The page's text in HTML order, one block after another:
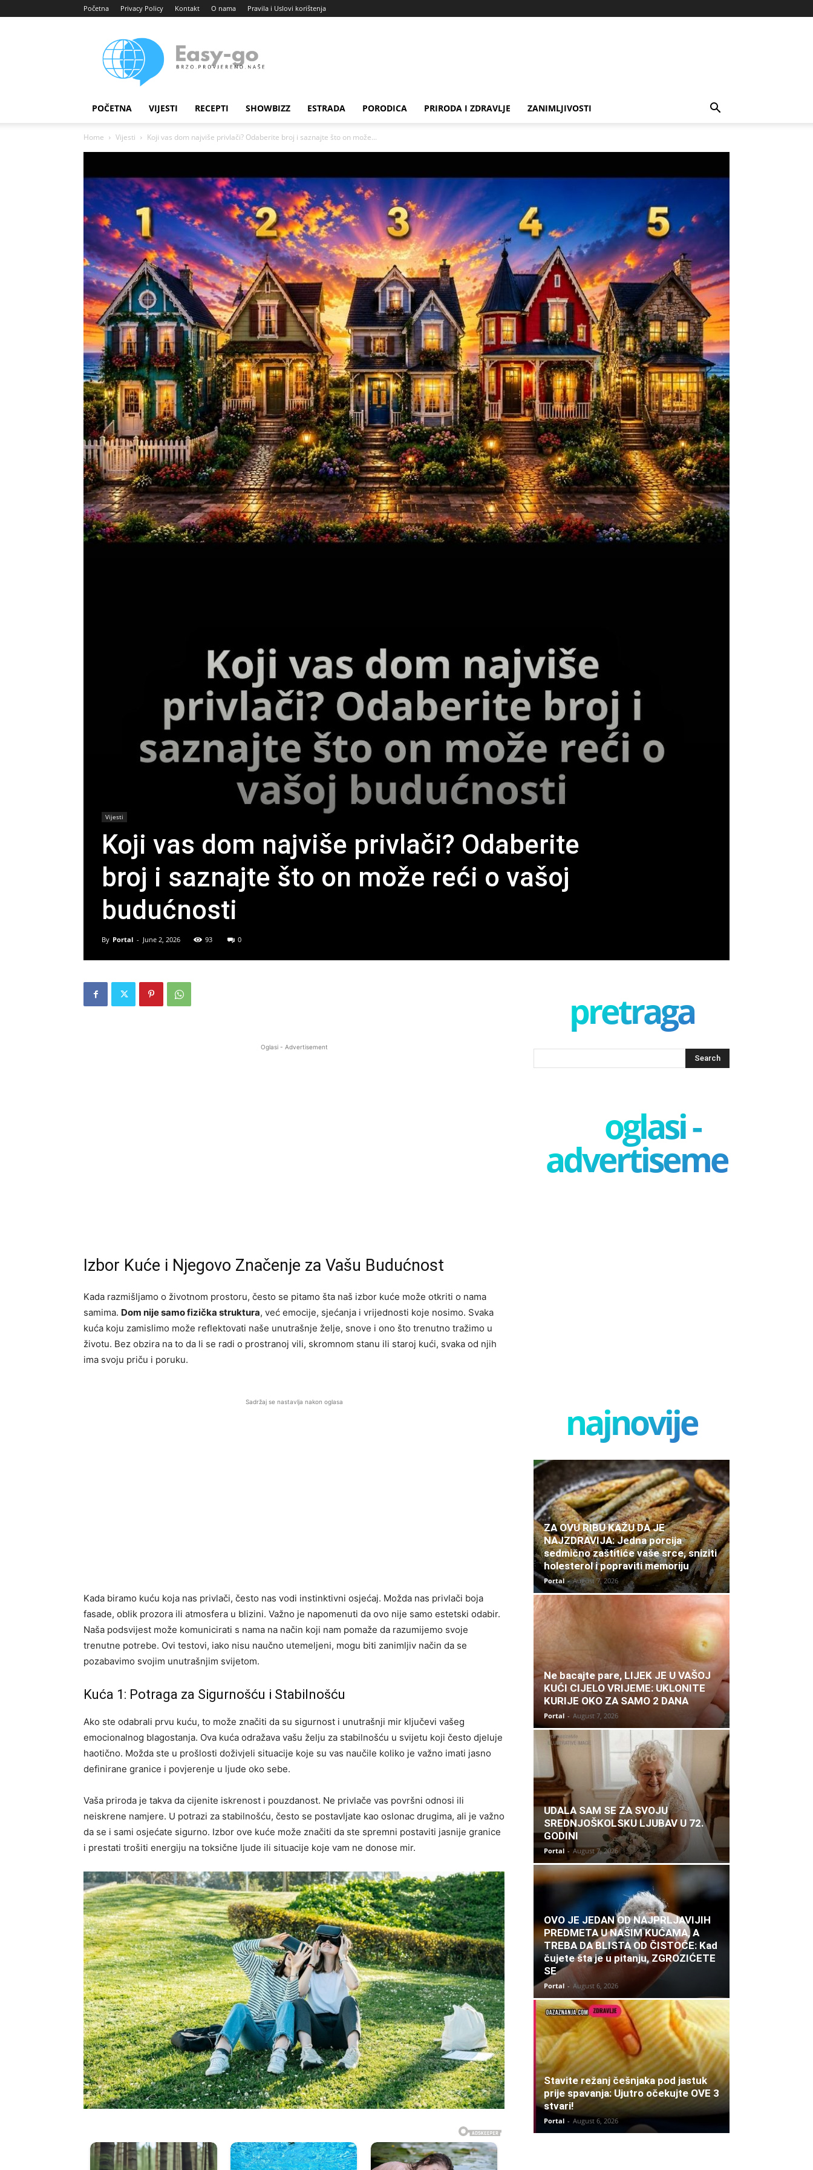
Početna Privacy Policy Kontakt O nama Pravila i Uslovi korištenja
portal
POČETNA VIJESTI RECEPTI SHOWBIZZ ESTRADA PORODICA PRIRODA I ZDRAVLJE ZANIMLJIVOSTI
Home Vijesti Koji vas dom najviše privlači? Odaberite broj i saznajte što on može...
Vijesti
Koji vas dom najviše privlači? Odaberite
broj i saznajte što on može reći o vašoj
budućnosti
By Portal - June 2, 2026 93 0
Oglasi - Advertisement
Izbor Kuće i Njegovo Značenje za Vašu Budućnost
Kada razmišljamo o životnom prostoru, često se pitamo šta naš izbor kuće može otkriti o nama
samima. Dom nije samo fizička struktura, već emocije, sjećanja i vrijednosti koje nosimo. Svaka
kuća koju zamislimo može reflektovati naše unutrašnje želje, snove i ono što trenutno tražimo u
životu. Bez obzira na to da li se radi o prostranoj vili, skromnom stanu ili staroj kući, svaka od njih
ima svoju priču i poruku.
Sadržaj se nastavlja nakon oglasa
Kada biramo kuću koja nas privlači, često nas vodi instinktivni osjećaj. Možda nas privlači boja
fasade, oblik prozora ili atmosfera u blizini. Važno je napomenuti da ovo nije samo estetski odabir.
Naša podsvijest može komunicirati s nama na način koji nam pomaže da razumijemo svoje
trenutne potrebe. Ovi testovi, iako nisu naučno utemeljeni, mogu biti zanimljiv način da se
pozabavimo svojim unutrašnjim svijetom.
Kuća 1: Potraga za Sigurnošću i Stabilnošću
Ako ste odabrali prvu kuću, to može značiti da su sigurnost i unutrašnji mir ključevi vašeg
emocionalnog blagostanja. Ova kuća odražava vašu želju za stabilnošću u svijetu koji često djeluje
haotično. Možda ste u prošlosti doživjeli situacije koje su vas naučile koliko je važno imati jasno
definirane granice i povjerenje u ljude oko sebe.
Vaša priroda je takva da cijenite iskrenost i pouzdanost. Ne privlače vas površni odnosi ili
neiskrene namjere. U potrazi za stabilnošću, često se postavljate kao oslonac drugima, ali je važno
da se i sami osjećate sigurno. Izbor ove kuće može značiti da ste spremni postaviti jasnije granice
i prestati trošiti energiju na toksične ljude ili situacije koje vam ne donose mir.
pretraga
oglasi -
advertisement
najnovije
ZA OVU RIBU KAŽU DA JE
NAJZDRAVIJA: Jedna porcija
sedmično zaštitiće vaše srce, sniziti
holesterol i popraviti memoriju
Portal - August 7, 2026
Ne bacajte pare, LIJEK JE U VAŠOJ
KUĆI CIJELO VRIJEME: UKLONITE
KURIJE OKO ZA SAMO 2 DANA
Portal - August 7, 2026
UDALA SAM SE ZA SVOJU
SREDNJOŠKOLSKU LJUBAV U 72.
GODINI
Portal - August 7, 2026
OVO JE JEDAN OD NAJPRLJAVIJIH
PREDMETA U NAŠIM KUĆAMA, A
TREBA DA BLISTA OD ČISTOĆE: Kad
čujete šta je u pitanju, ZGROZIĆETE
SE
Portal - August 6, 2026
Stavite režanj češnjaka pod jastuk
prije spavanja: Ujutro očekujte OVE 3
stvari!
Portal - August 6, 2026